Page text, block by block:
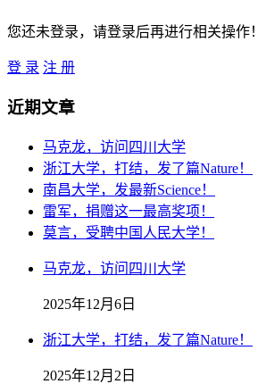
您还未登录，请登录后再进行相关操作！
登 录 注 册
近期文章
马克龙，访问四川大学
浙江大学，打结，发了篇Nature！
南昌大学，发最新Science！
雷军，捐赠这一最高奖项！
莫言，受聘中国人民大学！
马克龙，访问四川大学
2025年12月6日
浙江大学，打结，发了篇Nature！
2025年12月2日